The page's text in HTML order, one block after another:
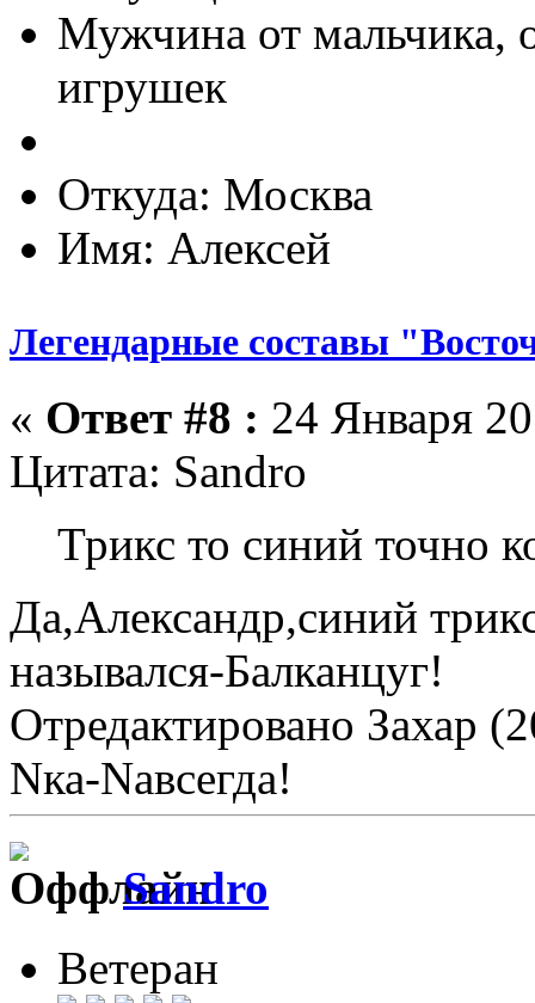
Мужчина от мальчика,
игрушек
Откуда: Москва
Имя: Алексей
Легендарные составы
« Ответ #8 : 24 Января
Цитата: Sandro
Трикс то синий точно
Да,Александр,синий
назывался-Балканцуг!
Отредактировано Захар
Nка-Nавсегда!
Sandro
Ветеран